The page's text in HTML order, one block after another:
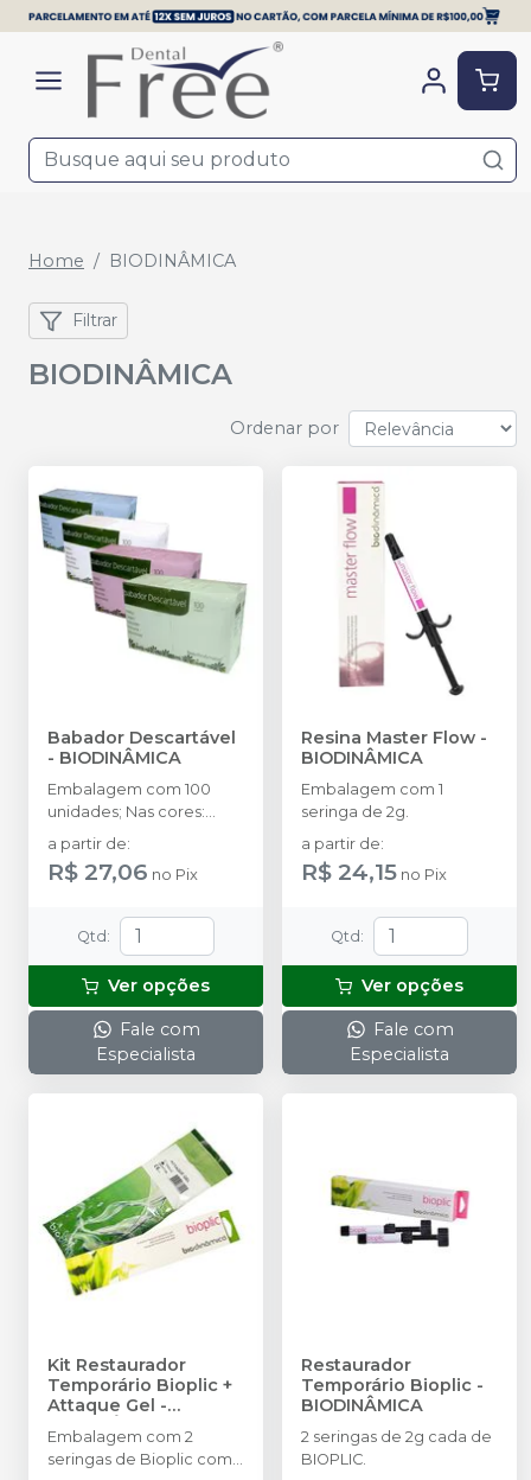
Home BIODINÂMICA
Filtrar
BIODINÂMICA
Ordenar por
Babador Descartável
- BIODINÂMICA
Embalagem com 100
unidades; Nas cores:
Branco, Amarelo, Azul,
Rosa, Verde e Misto.
a partir de:
R$ 27,06 no Pix
Qtd :
Ver opções
Fale com
Especialista
Resina Master Flow -
BIODINÂMICA
Embalagem com 1
seringa de 2g.
a partir de:
R$ 24,15 no Pix
Qtd :
Ver opções
Fale com
Especialista
Kit Restaurador
Temporário Bioplic +
Attaque Gel -
BIODINÂMICA
Embalagem com 2
seringas de Bioplic com
Restaurador
Temporário Bioplic -
BIODINÂMICA
2 seringas de 2g cada de
BIOPLIC.